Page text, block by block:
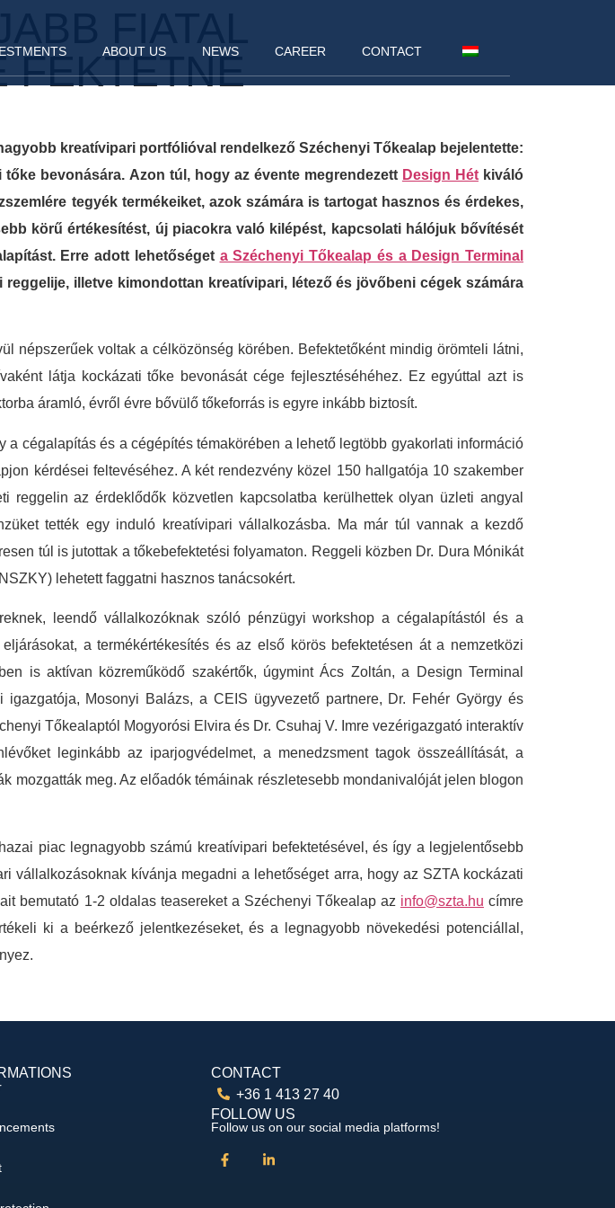
ABOUT US NEWS CAREER CONTACT
FIATAL
FEKTETNE
kreatívipari portfólióval rendelkező Széchenyi Tőkealap bejelentette:
bevonására. Azon túl, hogy az évente megrendezett Design Hétkiváló
tegyék termékeiket, azok számára is tartogat hasznos és érdekes,
körű értékesítést, új piacokra való kilépést, kapcsolati hálójuk bővítését
Erre adott lehetőséget a Széchenyi Tőkealap és a Design Terminal
illetve kimondottan kreatívipari, létező és jövőbeni cégek számára
népszerűek voltak a célközönség körében. Befektetőként mindig örömteli látni,
látja kockázati tőke bevonását cége fejlesztéséhéhez. Ez egyúttal azt is
áramló, évről évre bővülő tőkeforrás is egyre inkább biztosít.
cégalapítás és a cégépítés témakörében a lehető legtöbb gyakorlati információ
kérdései feltevéséhez. A két rendezvény közel 150 hallgatója 10 szakember
reggelin az érdeklődők közvetlen kapcsolatba kerülhettek olyan üzleti angyal
tették egy induló kreatívipari vállalkozásba. Ma már túl vannak a kezdő
túl is jutottak a tőkebefektetési folyamaton. Reggeli közben Dr. Dura Mónikát
lehetett faggatni hasznos tanácsokért.
leendő vállalkozóknak szóló pénzügyi workshop a cégalapítástól és a
a termékértékesítés és az első körös befektetésen át a nemzetközi
is aktívan közreműködő szakértők, úgymint Ács Zoltán, a Design Terminal
Mosonyi Balázs, a CEIS ügyvezető partnere, Dr. Fehér György és
Tőkealaptól Mogyorósi Elvira és Dr. Csuhaj V. Imre vezérigazgató interaktív
leginkább az iparjogvédelmet, a menedzsment tagok összeállítását, a
mozgatták meg. Az előadók témáinak részletesebb mondanivalóját jelen blogon
piac legnagyobb számú kreatívipari befektetésével, és így a legjelentősebb
vállalkozásoknak kívánja megadni a lehetőséget arra, hogy az SZTA kockázati
bemutató 1-2 oldalas teasereket a Széchenyi Tőkealap az info@szta.hu címre
ki a beérkező jelentkezéseket, és a legnagyobb növekedési potenciállal,
CONTACT
+36 1 413 27 40
FOLLOW US
Follow us on our social media platforms!